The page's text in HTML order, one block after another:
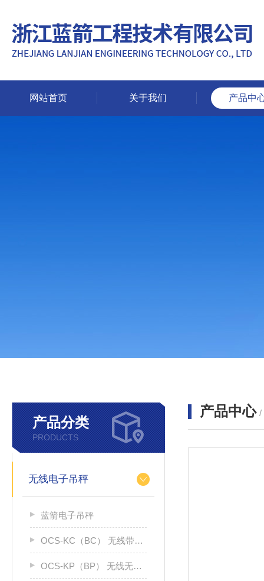
网站首页 关于我们 产品中
产品分类
PRODUCTS
无线电子吊秤
蓝箭电子吊秤
OCS-KC（BC） 无线带打印吊钩秤
OCS-KP（BP） 无线无打印吊钩称
产品中心 /